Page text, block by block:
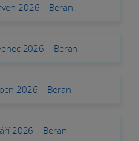
2026 – Beran
2026 – Beran
2026 – Beran
2026 – Beran